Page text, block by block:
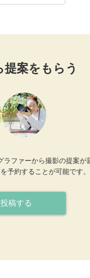
案をもらう
ファーから撮影の提案が
予約することが可能です。
稿する